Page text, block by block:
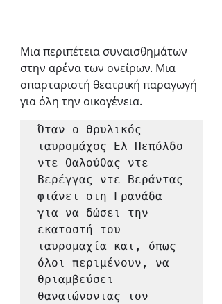
Μια περιπέτεια συναισθημάτων
στην αρένα των ονείρων. Μια
σπαρταριστή θεατρική παραγωγή
για όλη την οικογένεια.
Όταν ο θρυλικός
ταυρομάχος Ελ Πεπόλδο
ντε Θαλούθας ντε
Βερέγγας ντε Βεράντας
φτάνει στη Γρανάδα
για να δώσει την
εκατοστή του
ταυρομαχία και, όπως
όλοι περιμένουν, να
θριαμβεύσει
θανατώνοντας τον